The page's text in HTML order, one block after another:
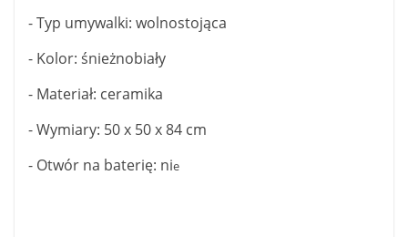
- Typ umywalki: wolnostojąca
- Kolor: śnieżnobiały
- Materiał: ceramika
- Wymiary: 50 x 50 x 84 cm
- Otwór na baterię: nie